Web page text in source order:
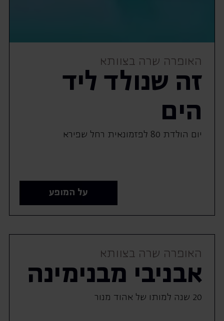
האופרה שרה בצוותא
זה שנולד ליד
הים
יום הולדת 80 לפזמונאית רחל שפירא
על המופע
האופרה שרה בצוותא
אבניבי מבנימינה
20 שנה למותו של אהוד מנור